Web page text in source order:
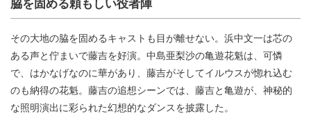
その大地の脇を固めるキャストも目が離せない。浜中文一は芯の
ある声と佇まいで藤吉を好演。中島亜梨沙の亀遊花魁は、可憐
で、はかなげなのに華があり、藤吉がそしてイルウスが惚れ込む
のも納得の花魁。藤吉の追想シーンでは、藤吉と亀遊が、神秘的
な照明演出に彩られた幻想的なダンスを披露した。